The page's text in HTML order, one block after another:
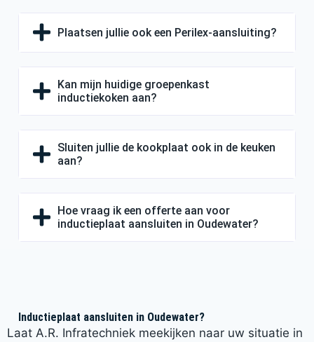
Plaatsen jullie ook een Perilex-aansluiting?
Kan mijn huidige groepenkast
inductiekoken aan?
Sluiten jullie de kookplaat ook in de keuken
aan?
Hoe vraag ik een offerte aan voor
inductieplaat aansluiten in Oudewater?
Inductieplaat aansluiten in Oudewater?
Laat A.R. Infratechniek meekijken naar uw situatie in